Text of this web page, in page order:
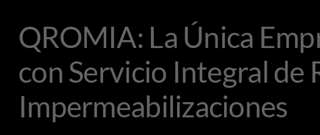
QROMIA: La Única
con Servicio Integral de
Impermeabilizaciones